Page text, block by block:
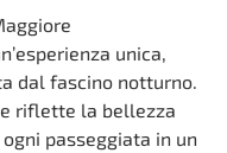
unica,
dal fascino notturno.
riflette la bellezza
passeggiata in un